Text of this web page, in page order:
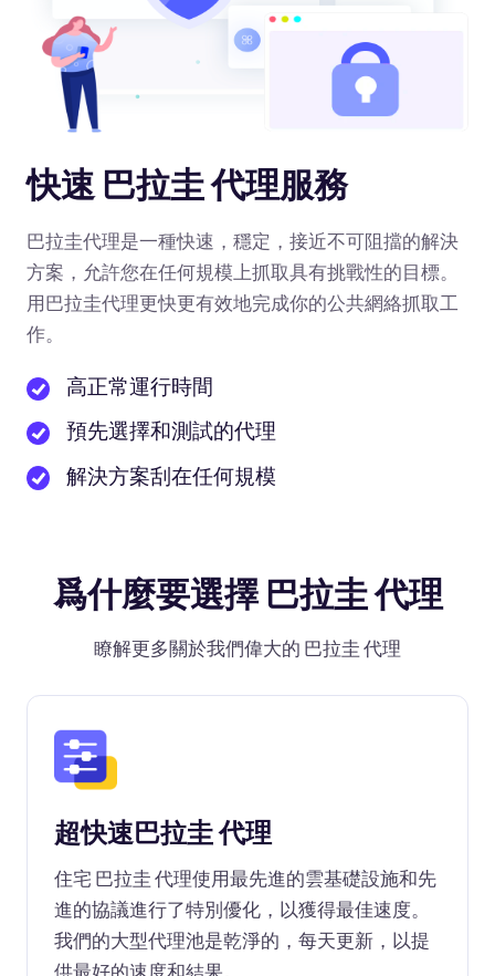
快速 巴拉圭 代理服務
巴拉圭代理是一種快速，穩定，接近不可阻擋的解決
方案，允許您在任何規模上抓取具有挑戰性的目標。
用巴拉圭代理更快更有效地完成你的公共網絡抓取工
作。
高正常運行時間
預先選擇和測試的代理
解決方案刮在任何規模
爲什麼要選擇 巴拉圭 代理
瞭解更多關於我們偉大的 巴拉圭 代理
超快速巴拉圭 代理
住宅 巴拉圭 代理使用最先進的雲基礎設施和先
進的協議進行了特別優化，以獲得最佳速度。
我們的大型代理池是乾淨的，每天更新，以提
供最好的速度和結果。